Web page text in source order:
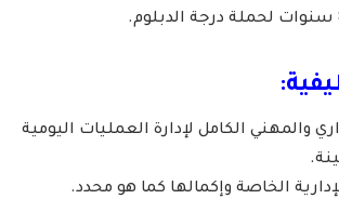
والمهني الكامل لإدارة العمليات اليومية
الخاصة وإكمالها كما هو محدد.